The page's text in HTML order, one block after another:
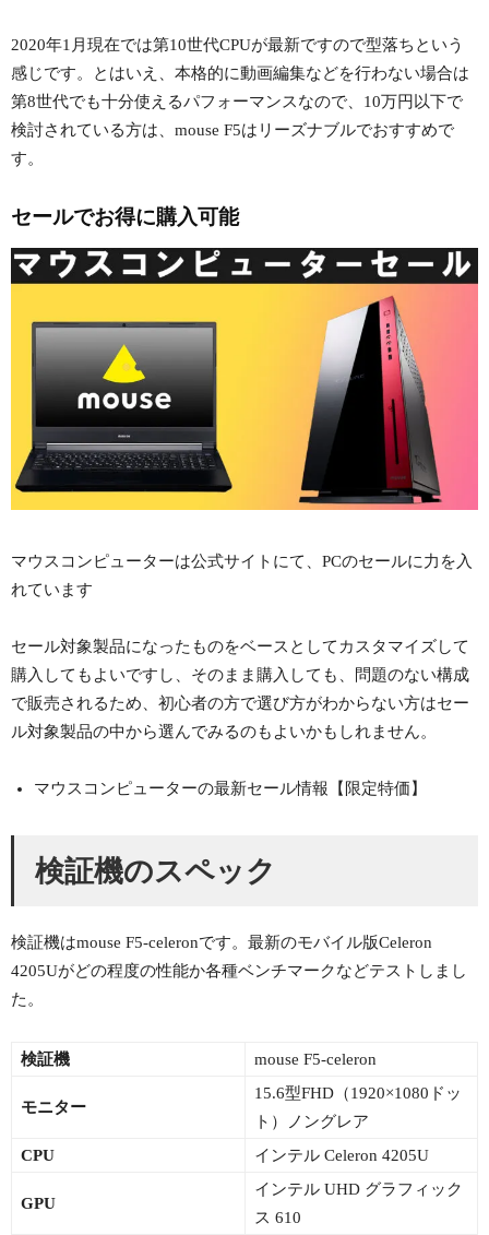
2020年1月現在では第10世代CPUが最新ですので型落ちという
感じです。とはいえ、本格的に動画編集などを行わない場合は
第8世代でも十分使えるパフォーマンスなので、10万円以下で
検討されている方は、mouse F5はリーズナブルでおすすめで
す。
セールでお得に購入可能
マウスコンピューターは公式サイトにて、PCのセールに力を入
れています
セール対象製品になったものをベースとしてカスタマイズして
購入してもよいですし、そのまま購入しても、問題のない構成
で販売されるため、初心者の方で選び方がわからない方はセー
ル対象製品の中から選んでみるのもよいかもしれません。
マウスコンピューターの最新セール情報【限定特価】
検証機のスペック
検証機はmouse F5-celeronです。最新のモバイル版Celeron
4205Uがどの程度の性能か各種ベンチマークなどテストしまし
た。
検証機 mouse F5-celeron
モニター
15.6型FHD（1920×1080ドッ
ト）ノングレア
CPU
インテル Celeron 4205U
GPU
インテル UHD グラフィック
ス 610